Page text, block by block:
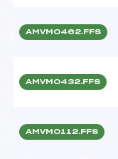
AMVM0462.FFS
AMVM0432.FFS
AMVM0112.FFS